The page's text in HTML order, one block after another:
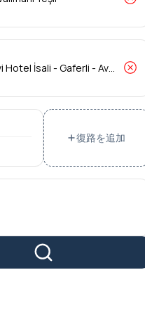
復路を追加